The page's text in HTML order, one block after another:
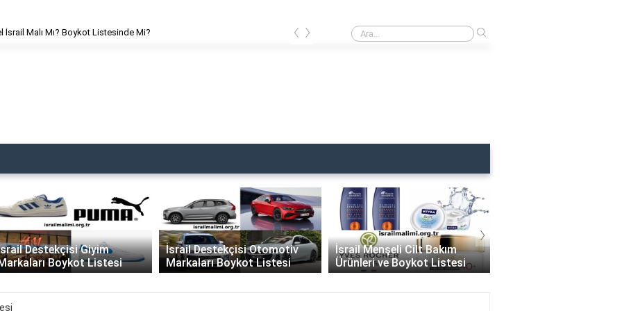
İsrail Malı Mı? Boykot Listesinde Mi? Uludağ İsrail Malı Mı? Boykot Listesinde Mi?
‹ ›
Destekçisi Giyim
Boykot Listesi
İsrail Destekçisi Otomotiv
Markaları Boykot Listesi
İsrail Menşeli Cilt Bakım
Ürünleri ve Boykot Listesi
›